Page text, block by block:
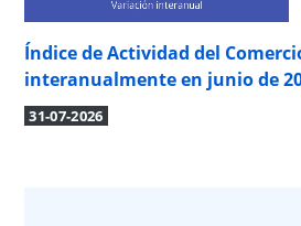
Índice de Actividad del
interanualmente en junio de
31-07-2026